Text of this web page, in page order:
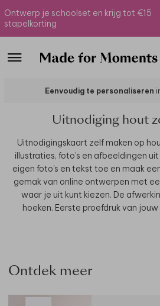
Ontwerp je schoolset en krijg tot €15
stapelkorting
Eenvoudig te personaliseren
Uitnodiging hout
Uitnodigingskaart zelf maken op
illustraties, foto's en afbeeldingen
eigen foto's en tekst toe en maak
gemak van online ontwerpen met
waar je uit kunt kiezen. De
hoeken. Eerste proefdruk van
Ontdek meer